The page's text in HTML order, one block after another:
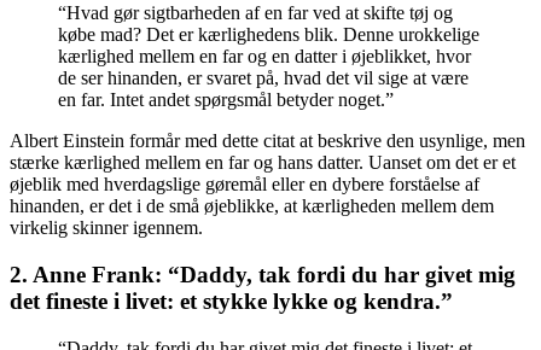
“Hvad gør sigtbarheden af en far ved at skifte tøj og
købe mad? Det er kærlighedens blik. Denne urokkelige
kærlighed mellem en far og en datter i øjeblikket, hvor
de ser hinanden, er svaret på, hvad det vil sige at være
en far. Intet andet spørgsmål betyder noget.”
Albert Einstein formår med dette citat at beskrive den usynlige, men
stærke kærlighed mellem en far og hans datter. Uanset om det er et
øjeblik med hverdagslige gøremål eller en dybere forståelse af
hinanden, er det i de små øjeblikke, at kærligheden mellem dem
virkelig skinner igennem.
2. Anne Frank: “Daddy, tak fordi du har givet mig
det fineste i livet: et stykke lykke og kendra.”